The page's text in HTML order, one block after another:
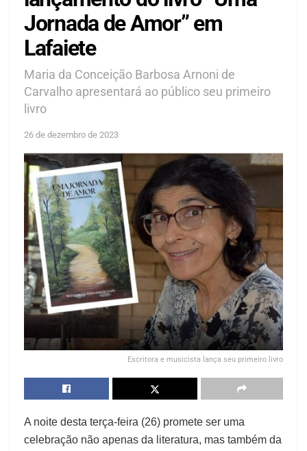
Jornada de Amor” em
Lafaiete
Maria da Conceição Barbosa Arnoni de
Carvalho apresentará ao público seu primeiro
livro
26 de dezembro de 2023
Escritora e musicista lança seu primeiro livro
A noite desta terça-feira (26) promete ser uma
celebração não apenas da literatura, mas também da